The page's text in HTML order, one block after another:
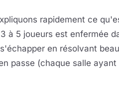
rapidement ce
à 5 joueurs est enfermée
en résolvant
passe (chaque salle